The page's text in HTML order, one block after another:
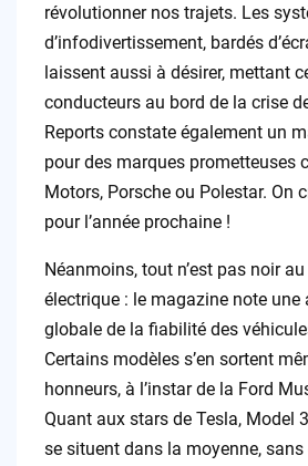
révolutionner nos trajets. Les
d’infodivertissement, bardés
laissent aussi à désirer, mettant
conducteurs au bord de la crise
Reports constate également un
pour des marques prometteuses
Motors, Porsche ou Polestar. On
pour l’année prochaine !
Néanmoins, tout n’est pas noir
électrique : le magazine note une
globale de la fiabilité des
Certains modèles s’en sortent
honneurs, à l’instar de la Ford
Quant aux stars de Tesla, Model
se situent dans la moyenne, sans